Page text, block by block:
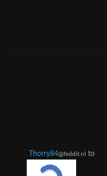
Thorry84@feddit.nl to